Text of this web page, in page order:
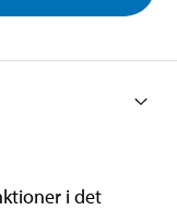
i det